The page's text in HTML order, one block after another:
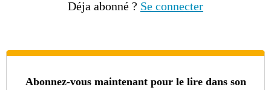
Déja abonné ? Se connecter
Abonnez-vous maintenant pour le lire dans son